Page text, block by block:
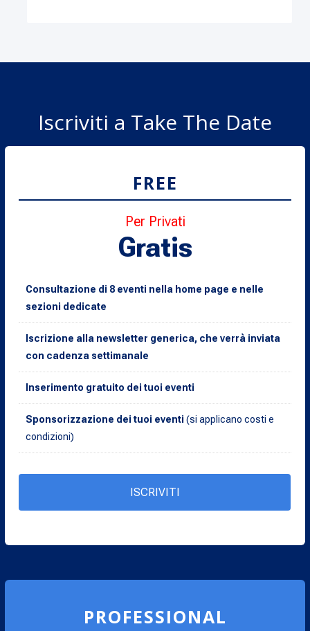
Iscriviti a Take The Date
FREE
Per Privati
Gratis
Consultazione di 8 eventi nella home page e nelle
sezioni dedicate
Iscrizione alla newsletter generica, che verrà inviata
con cadenza settimanale
Inserimento gratuito dei tuoi eventi
Sponsorizzazione dei tuoi eventi (si applicano costi e
condizioni)
ISCRIVITI
PROFESSIONAL